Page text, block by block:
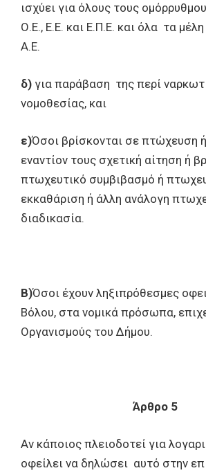
ισχύει για όλους τους
Ο.Ε., Ε.Ε. και Ε.Π.Ε. και όλα τα
Α.Ε.
δ) για παράβαση της περί
νομοθεσίας, και
ε)Όσοι βρίσκονται σε πτώχευση
εναντίον τους σχετική αίτηση ή
πτωχευτικό συμβιβασμό ή
εκκαθάριση ή άλλη ανάλογη
διαδικασία.
Β)Όσοι έχουν ληξιπρόθεσμες
Βόλου, στα νομικά πρόσωπα,
Οργανισμούς του Δήμου.
Άρθρο 5
Αν κάποιος πλειοδοτεί για
οφείλει να δηλώσει αυτό στην